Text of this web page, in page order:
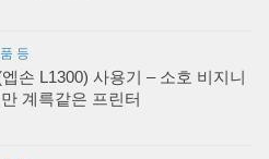
등
손 L1300) 사용기 – 소호 비지니
계륵같은 프린터